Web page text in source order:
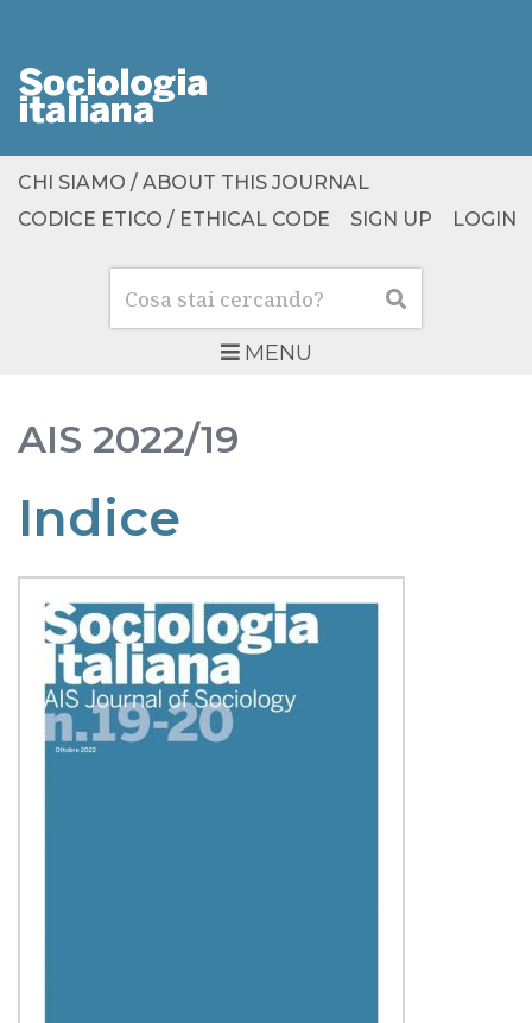
MENU
Cerca Cerca
CHI SIAMO / ABOUT THIS JOURNAL
CODICE ETICO / ETHICAL CODE
SIGN UP LOGIN
AIS 2022/19
Indice